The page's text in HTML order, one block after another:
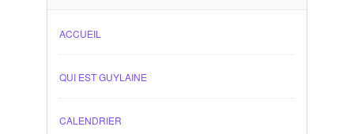
ACCUEIL
QUI EST GUYLAINE
CALENDRIER